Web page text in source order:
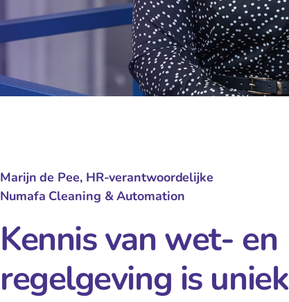
Marijn de Pee, HR-verantwoordelijke
Numafa Cleaning & Automation
Kennis van wet- en
regelgeving is uniek